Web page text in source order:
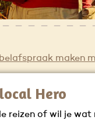
maken
Hero
reizen of wil je